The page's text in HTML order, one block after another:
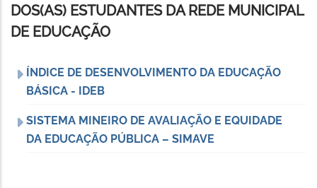
DOS(AS) ESTUDANTES DA REDE MUNICIPAL
DE EDUCAÇÃO
ÍNDICE DE DESENVOLVIMENTO DA EDUCAÇÃO
BÁSICA - IDEB
SISTEMA MINEIRO DE AVALIAÇÃO E EQUIDADE
DA EDUCAÇÃO PÚBLICA – SIMAVE